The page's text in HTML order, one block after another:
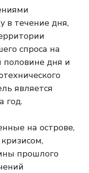
в течение дня,
спроса на
половине дня и
является
год.
на острове,
прошлого